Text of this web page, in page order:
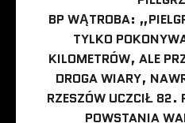
BP WĄTROBA:
TYLKO
KILOMETRÓW, ALE
DROGA WIARY,
RZESZÓW UCZCIŁ 82.
POWSTANIA